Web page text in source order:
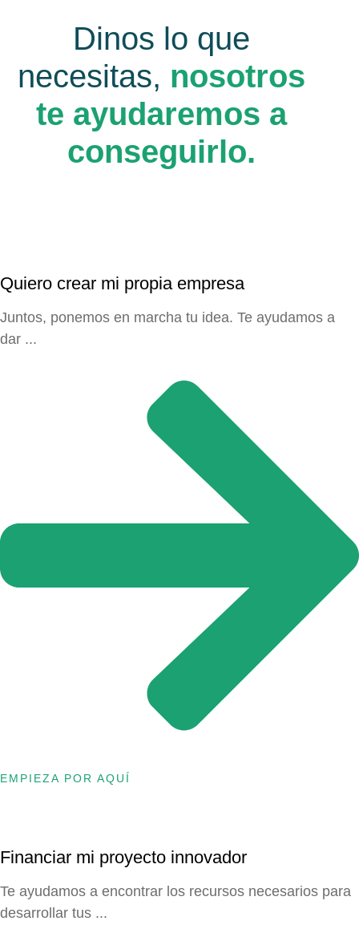
Dinos lo que
necesitas, nosotros
te ayudaremos a
conseguirlo.
Quiero crear mi propia empresa
Juntos, ponemos en marcha tu idea. Te ayudamos a
dar ...
EMPIEZA POR AQUÍ
Financiar mi proyecto innovador
Te ayudamos a encontrar los recursos necesarios para
desarrollar tus ...